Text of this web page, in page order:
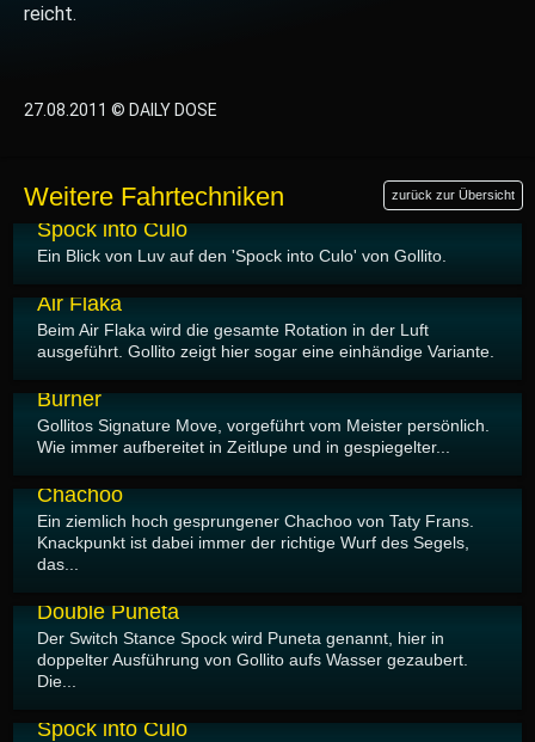
reicht.
27.08.2011 © DAILY DOSE
Weitere Fahrtechniken zurück zur Übersicht
30.08.2011
Spock into Culo
Ein Blick von Luv auf den 'Spock into Culo' von Gollito.
Air Flaka
Beim Air Flaka wird die gesamte Rotation in der Luft
ausgeführt. Gollito zeigt hier sogar eine einhändige Variante.
Burner
Gollitos Signature Move, vorgeführt vom Meister persönlich.
Wie immer aufbereitet in Zeitlupe und in gespiegelter...
Chachoo
Ein ziemlich hoch gesprungener Chachoo von Taty Frans.
Knackpunkt ist dabei immer der richtige Wurf des Segels,
das...
Double Puneta
Der Switch Stance Spock wird Puneta genannt, hier in
doppelter Ausführung von Gollito aufs Wasser gezaubert.
Die...
Spock into Culo